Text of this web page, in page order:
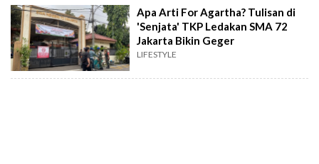
Apa Arti For Agartha? Tulisan di
'Senjata' TKP Ledakan SMA 72
Jakarta Bikin Geger
LIFESTYLE